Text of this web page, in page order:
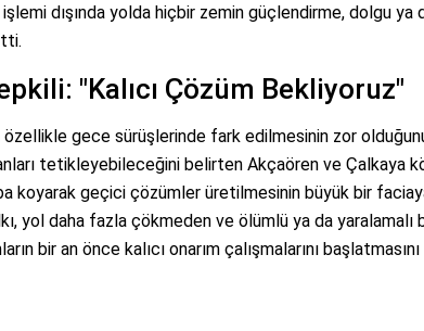
dışında yolda hiçbir zemin güçlendirme, dolgu ya
"Kalıcı Çözüm Bekliyoruz"
gece sürüşlerinde fark edilmesinin zor
tetikleyebileceğini belirten Akçaören ve Çalkaya
koyarak geçici çözümler üretilmesinin büyük bir
yol daha fazla çökmeden ve ölümlü ya da
bir an önce kalıcı onarım çalışmalarını